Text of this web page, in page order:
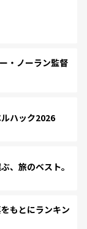
・ノーラン監督
ハック2026
、旅のベスト。
もとにランキン